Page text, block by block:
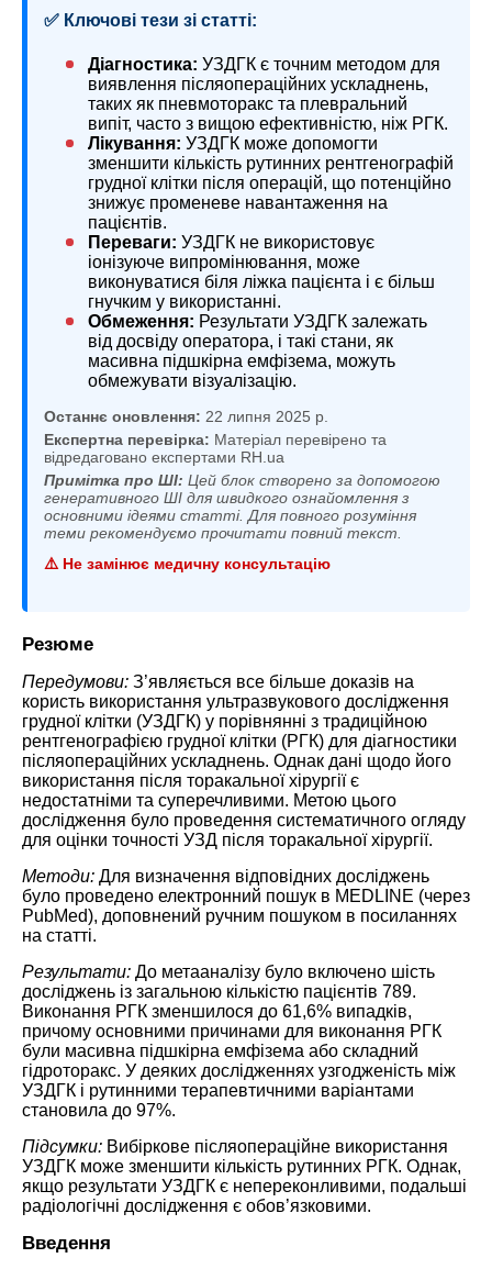
✅ Ключові тези зі статті:
Діагностика: УЗДГК є точним методом для
виявлення післяопераційних ускладнень,
таких як пневмоторакс та плевральний
випіт, часто з вищою ефективністю, ніж РГК.
Лікування: УЗДГК може допомогти
зменшити кількість рутинних рентгенографій
грудної клітки після операцій, що потенційно
знижує променеве навантаження на
пацієнтів.
Переваги: УЗДГК не використовує
іонізуюче випромінювання, може
виконуватися біля ліжка пацієнта і є більш
гнучким у використанні.
Обмеження: Результати УЗДГК залежать
від досвіду оператора, і такі стани, як
масивна підшкірна емфізема, можуть
обмежувати візуалізацію.
Останнє оновлення: 22 липня 2025 р.
Експертна перевірка: Матеріал перевірено та
відредаговано експертами RH.ua
Примітка про ШІ: Цей блок створено за допомогою
генеративного ШІ для швидкого ознайомлення з
основними ідеями статті. Для повного розуміння
теми рекомендуємо прочитати повний текст.
⚠️ Не замінює медичну консультацію
Резюме
Передумови: З’являється все більше доказів на
користь використання ультразвукового дослідження
грудної клітки (УЗДГК) у порівнянні з традиційною
рентгенографією грудної клітки (РГК) для діагностики
післяопераційних ускладнень. Однак дані щодо його
використання після торакальної хірургії є
недостатніми та суперечливими. Метою цього
дослідження було проведення систематичного огляду
для оцінки точності УЗД після торакальної хірургії.
Методи: Для визначення відповідних досліджень
було проведено електронний пошук в MEDLINE (через
PubMed), доповнений ручним пошуком в посиланнях
на статті.
Результати: До метааналізу було включено шість
досліджень із загальною кількістю пацієнтів 789.
Виконання РГК зменшилося до 61,6% випадків,
причому основними причинами для виконання РГК
були масивна підшкірна емфізема або складний
гідроторакс. У деяких дослідженнях узгодженість між
УЗДГК і рутинними терапевтичними варіантами
становила до 97%.
Підсумки: Вибіркове післяопераційне використання
УЗДГК може зменшити кількість рутинних РГК. Однак,
якщо результати УЗДГК є непереконливими, подальші
радіологічні дослідження є обов’язковими.
Введення